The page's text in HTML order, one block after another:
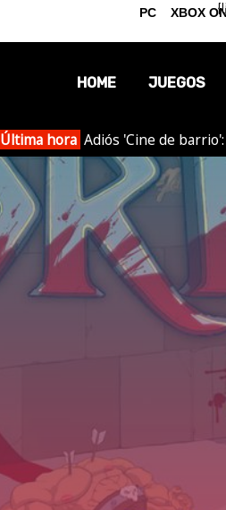
HOME JUEGOS
Última hora Adiós 'Cine de
PC XBOX